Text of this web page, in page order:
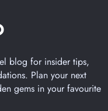
blog for insider tips,
Plan your next
gems in your favourite